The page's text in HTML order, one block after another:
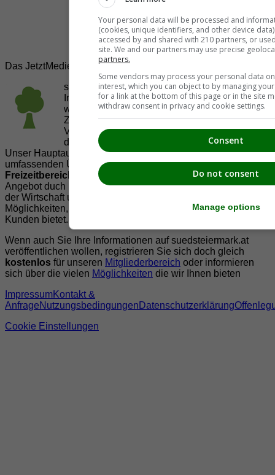
Das JetztMedien.com Medien Netzwerk
suedsteiermark.at ist eine von vielen
Internetadressen derJetztMedien.com Medien,
welche es sich zur Aufgabe gemacht hat, in
Zusammenarbeit mit regionalen Firmen,
Vereinen und Institutionen dieVielfälltigkeit
der Region Südsteiermark zu präsentieren.
Unser Hauptaugenmerk liegt dabei, der Bevölkerung einen
umfassenden Überblick der Möglichkeiten im
Freizeitbereich
zu vermittelt. Abgerundet wird dieses
Angebot duch Informationen zur regionalenGastronomie,
der Wirtschaft und der Präsentation der zahlreichen
Möglichkeiten, welche die
regionale Wirtschaftihren
Kunden bietet.
Wenn auch Sie Ihre Informationen auf suedsteiermark.at
veröffentlichen wollen, registrieren Sie sich doch gleich
kostenlos für unseren Mitgliederbereich oder informieren
sich über die vielen Möglichkeiten die wir Ihnen bieten
ImpressumKontakt &
AnfrageNutzungsbedingungen Datenschutzerklärung
Cookie Einstellungen
Your personal data will be processed and
(cookies, unique identifiers, and other device
accessed by and shared with 210 partners, or
site. We and our partners may use precise
partners.
Some vendors may process your personal data
interest, which you can object to by managing
for a link at the bottom of this page or in the site
withdraw consent in privacy and cookie settings.
Consent
Do not consent
Manage options